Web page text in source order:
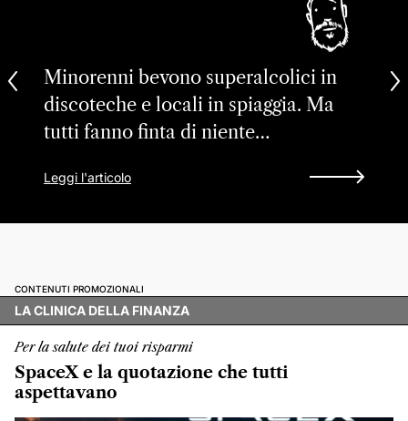
Minorenni bevono superalcolici in
discoteche e locali in spiaggia. Ma
tutti fanno finta di niente…
Leggi l'articolo
CONTENUTI PROMOZIONALI
LA CLINICA DELLA FINANZA
Per la salute dei tuoi risparmi
SpaceX e la quotazione che tutti
aspettavano